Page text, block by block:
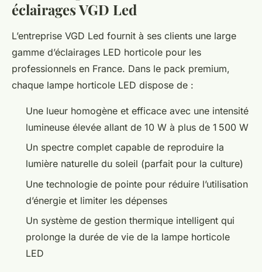
éclairages VGD Led
L’entreprise VGD Led fournit à ses clients une large
gamme d’éclairages LED horticole pour les
professionnels en France. Dans le pack premium,
chaque lampe horticole LED dispose de :
Une lueur homogène et efficace avec une intensité
lumineuse élevée allant de 10 W à plus de 1 500 W
Un spectre complet capable de reproduire la
lumière naturelle du soleil (parfait pour la culture)
Une technologie de pointe pour réduire l’utilisation
d’énergie et limiter les dépenses
Un système de gestion thermique intelligent qui
prolonge la durée de vie de la lampe horticole
LED